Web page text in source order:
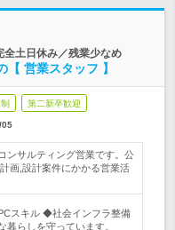
土日休み／残業少なめ
【 営業スタッフ 】
第二新卒歓迎
05
ンサルティング営業です。公
画,設計案件にかかる営業活
スキル ◆社会インフラ整備
暮らしを守っています。